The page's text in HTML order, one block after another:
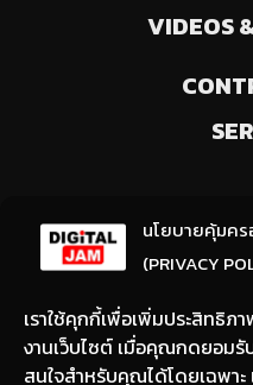
นโยบายคุ้มค
(PRIVACY
เราใช้คุกกี้เพื่อเพิ่มประสิทธิภ
งานเว็บไซต์ เมื่อคุณกดยอมรั
สนใจสำหรับคุณได้โดยเฉพา
VIDEOS
(ให้มีการเลือกความสนใจ